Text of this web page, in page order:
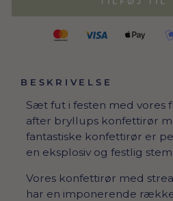
BESKRIVELSE
Sæt fut i festen med vores
after bryllups konfettirør
fantastiske konfettirør er
en eksplosiv og festlig
Vores konfettirør med
har en imponerende